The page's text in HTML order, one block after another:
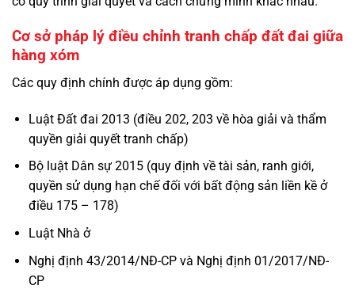
Cơ sở pháp lý điều chỉnh tranh chấp đất đai giữa
hàng xóm
Các quy định chính được áp dụng gồm:
Luật Đất đai 2013 (điều 202, 203 về hòa giải và thẩm
quyền giải quyết tranh chấp)
Bộ luật Dân sự 2015 (quy định về tài sản, ranh giới,
quyền sử dụng hạn chế đối với bất động sản liền kề ở
điều 175 – 178)
Luật Nhà ở
Nghị định 43/2014/NĐ-CP và Nghị định 01/2017/NĐ-
CP